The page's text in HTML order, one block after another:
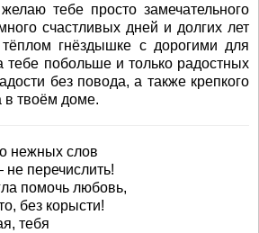
тебе просто замечательного
счастливых дней и долгих лет
гнёздышке с дорогими для
побольше и только радостных
без повода, а также крепкого
в твоём доме.
нежных слов
не перечислить!
помочь любовь,
без корысти!
тебя